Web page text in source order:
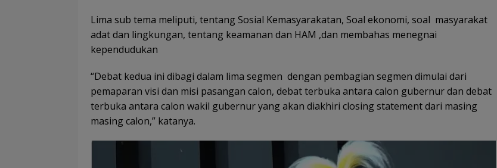
Lima sub tema meliputi, tentang Sosial Kemasyarakatan, Soal ekonomi, soal masyarakat
adat dan lingkungan, tentang keamanan dan HAM ,dan membahas menegnai
kependudukan
“Debat kedua ini dibagi dalam lima segmen dengan pembagian segmen dimulai dari
pemaparan visi dan misi pasangan calon, debat terbuka antara calon gubernur dan debat
terbuka antara calon wakil gubernur yang akan diakhiri closing statement dari masing
masing calon,” katanya.